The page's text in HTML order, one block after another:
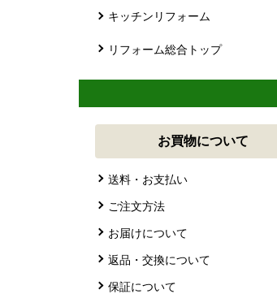
キッチンリフォーム
リフォーム総合トップ
お買物について
送料・お支払い
ご注文方法
お届けについて
返品・交換について
保証について